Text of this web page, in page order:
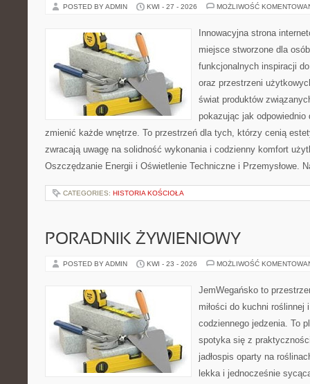
POSTED BY ADMIN KWI - 27 - 2026 MOŻLIWOŚĆ
Innowacyjna strona
miejsce stworzone dla
funkcjonalnych inspiracji
oraz przestrzeni
świat produktów
pokazując jak odpowiednio
zmienić każde wnętrze. To przestrzeń dla tych, którzy cenią
zwracają uwagę na solidność wykonania i codzienny komfort
Oszczędzanie Energii i Oświetlenie Techniczne i Przemysłowe.
CATEGORIES: HISTORIA KOŚCIOŁA
PORADNIK ŻYWIENIOWY
POSTED BY ADMIN KWI - 23 - 2026 MOŻLIWOŚĆ
JemWegańsko to
miłości do kuchni roślinnej
codziennego jedzenia. To
spotyka się z
jadłospis oparty na
lekka i jednocześnie